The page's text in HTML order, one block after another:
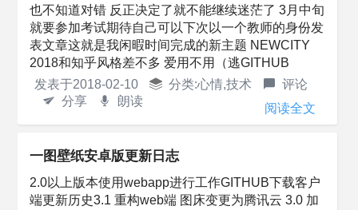
也不知道对错 反正决定了就不能继续迷茫了 3月中旬
就要参加考试期待自己可以下次以一个教师的身份发
表文章这就是我闲暇时间完成的新主题 NEWCITY
2018和知乎风格差不多 爱用不用（逃GITHUB
阅读全文
发表于2018-02-10 分类:心情,技术
评论
分享
朗读
一图壁纸安卓版更新日志
2.0以上版本使用webapp进行工作GITHUB下载客户
端更新历史3.1 重构web端 图床变更为腾讯云 3.0 加